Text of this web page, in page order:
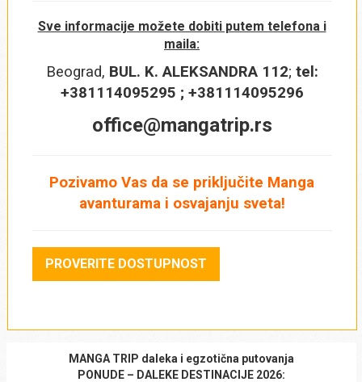
Sve informacije možete dobiti putem telefona i
maila:
Beograd, BUL. K. ALEKSANDRA 112; tel:
+381114095295 ; +381114095296
office@mangatrip.rs
Pozivamo Vas da se priključite Manga
avanturama i osvajanju sveta!
PROVERITE DOSTUPNOST
MANGA TRIP daleka i egzotična putovanja
PONUDE – DALEKE DESTINACIJE 2026: